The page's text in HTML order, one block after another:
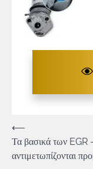
Πλοήγηση
άρθρων
⟵
Τα βασικά των EGR
αντιμετωπίζονται